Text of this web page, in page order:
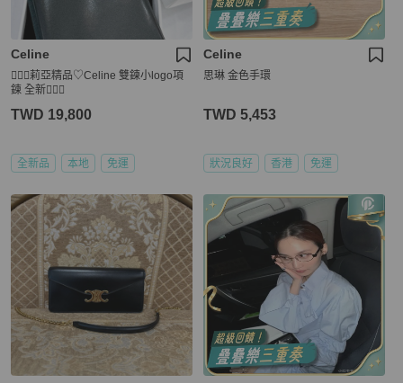
Celine
🧚🏻‍♀️莉亞精品♡Celine 雙鍊小logo項
鍊 全新🧚🏻‍♀️
TWD 19,800
全新品 本地 免運
Celine
思琳 金色手環
TWD 5,453
狀況良好 香港 免運